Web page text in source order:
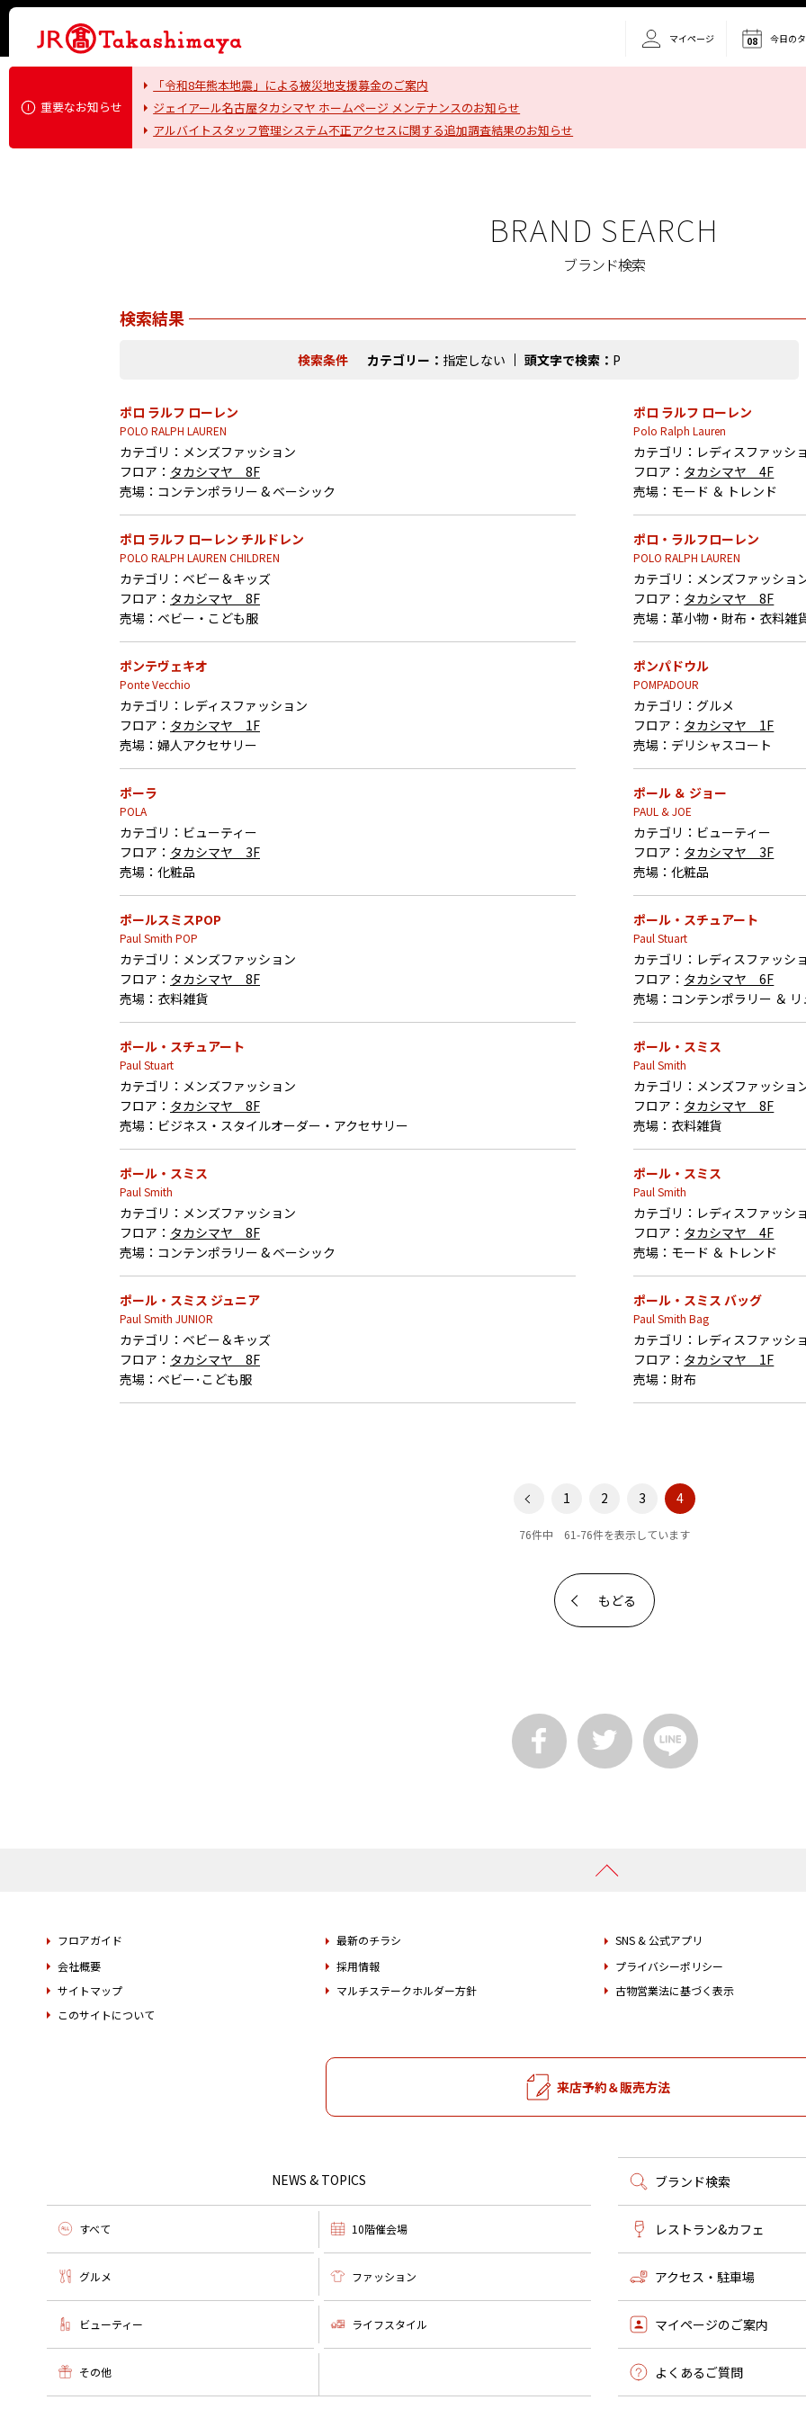
マイページ 08 今日の
重要なお知らせ
「令和8年熊本地震」による被災地支援募金のご案内
ジェイアール名古屋タカシマヤ ホームページ メンテナンスのお知らせ
アルバイトスタッフ管理システム不正アクセスに関する追加調査結果のお知らせ
BRAND SEARCH
ブランド検索
検索結果
検索条件 カテゴリー： 指定しない 頭文字で検索： P
ポロ ラルフ ローレン
POLO RALPH LAUREN
カテゴリ： メンズファッション
フロア： タカシマヤ 8F
売場： コンテンポラリー & ベーシック
ポロ ラルフ ローレン
Polo Ralph Lauren
カテゴリ： レディスファッシ
フロア： タカシマヤ 4F
売場： モード ＆ トレンド
ポロ ラルフ ローレン チルドレン
POLO RALPH LAUREN CHILDREN
カテゴリ： ベビー＆キッズ
フロア： タカシマヤ 8F
売場： ベビー・こども服
ポロ・ラルフローレン
POLO RALPH LAUREN
カテゴリ： メンズファッショ
フロア： タカシマヤ 8F
売場：革小物・財布・衣料雑
ポンテヴェキオ
Ponte Vecchio
カテゴリ： レディスファッション
フロア： タカシマヤ 1F
売場： 婦人アクセサリー
ポンパドウル
POMPADOUR
カテゴリ： グルメ
フロア： タカシマヤ 1F
売場： デリシャスコート
ポーラ
POLA
カテゴリ： ビューティー
フロア： タカシマヤ 3F
売場： 化粧品
ポール ＆ ジョー
PAUL & JOE
カテゴリ： ビューティー
フロア： タカシマヤ 3F
売場：化粧品
ポールスミスPOP
Paul Smith POP
カテゴリ： メンズファッション
フロア： タカシマヤ 8F
売場： 衣料雑貨
ポール・スチュアート
Paul Stuart
カテゴリ： レディスファッシ
フロア： タカシマヤ 6F
売場： コンテンポラリー ＆ リ
ポール・スチュアート
Paul Stuart
カテゴリ： メンズファッション
フロア： タカシマヤ 8F
売場： ビジネス・スタイルオーダー・アクセサリー
ポール・スミス
Paul Smith
カテゴリ： メンズファッショ
フロア： タカシマヤ 8F
売場： 衣料雑貨
ポール・スミス
Paul Smith
カテゴリ： メンズファッション
フロア： タカシマヤ 8F
売場： コンテンポラリー & ベーシック
ポール・スミス
Paul Smith
カテゴリ： レディスファッシ
フロア： タカシマヤ 4F
売場： モード ＆ トレンド
ポール・スミス ジュニア
Paul Smith JUNIOR
カテゴリ： ベビー＆キッズ
フロア： タカシマヤ 8F
売場： ベビー･こども服
ポール・スミス バッグ
Paul Smith Bag
カテゴリ： レディスファッシ
フロア： タカシマヤ 1F
売場： 財布
1 2 3 4
76件中 61-76件を表示しています
もどる
フロアガイド 最新のチラシ SNS & 公式アプリ
会社概要
採用情報 プライバシーポリシー
サイトマップ
マルチステークホルダー方針 古物営業法に基づく表示
このサイトについて
来店予約＆販売方法
NEWS & TOPICS
すべて 10階催会場
グルメ ファッション
ビューティー ライフスタイル
その他
ブランド検索
レストラン&カフェ
アクセス・駐車場
マイページのご案内
よくあるご質問